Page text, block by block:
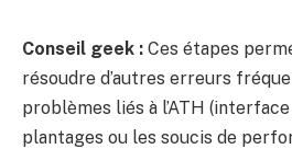
Conseil geek : Ces étapes
résoudre d’autres erreurs
problèmes liés à l’ATH
plantages ou les soucis de